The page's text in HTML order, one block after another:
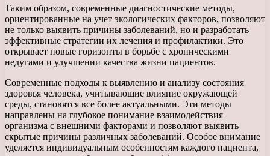
Таким образом, современные диагностические методы,
ориентированные на учет экологических факторов, позволяют
не только выявить причины заболеваний, но и разработать
эффективные стратегии их лечения и профилактики. Это
открывает новые горизонты в борьбе с хроническими
недугами и улучшении качества жизни пациентов.
Современные подходы к выявлению и анализу состояния
здоровья человека, учитывающие влияние окружающей
среды, становятся все более актуальными. Эти методы
направлены на глубокое понимание взаимодействия
организма с внешними факторами и позволяют выявить
скрытые причины различных заболеваний. Особое внимание
уделяется индивидуальным особенностям каждого пациента,